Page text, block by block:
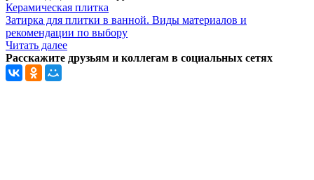
Керамическая плитка
Затирка для плитки в ванной. Виды материалов и
рекомендации по выбору
Читать далее
Расскажите друзьям и коллегам в социальных сетях